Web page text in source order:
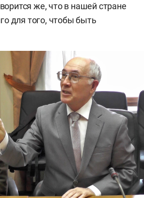
же, что в нашей стране
для того, чтобы быть